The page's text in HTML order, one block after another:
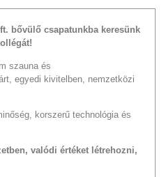
bővülő csapatunkba keresünk
szauna és
egyedi kivitelben, nemzetközi
korszerű technológia és
valódi értéket létrehozni,